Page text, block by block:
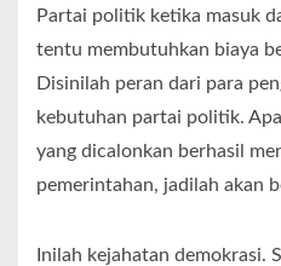
Partai politik ketika masuk
tentu membutuhkan biaya
Disinilah peran dari para
kebutuhan partai politik.
yang dicalonkan berhasil
pemerintahan, jadilah akan
Inilah kejahatan demokrasi.